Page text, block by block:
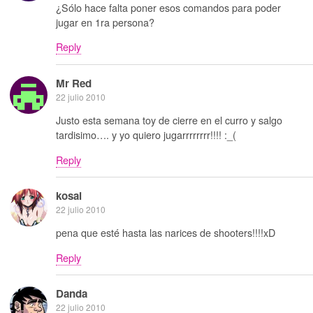
¿Sólo hace falta poner esos comandos para poder
jugar en 1ra persona?
Reply
Mr Red
22 julio 2010
Justo esta semana toy de cierre en el curro y salgo
tardisimo…. y yo quiero jugarrrrrrrr!!!! :_(
Reply
kosai
22 julio 2010
pena que esté hasta las narices de shooters!!!!xD
Reply
Danda
22 julio 2010